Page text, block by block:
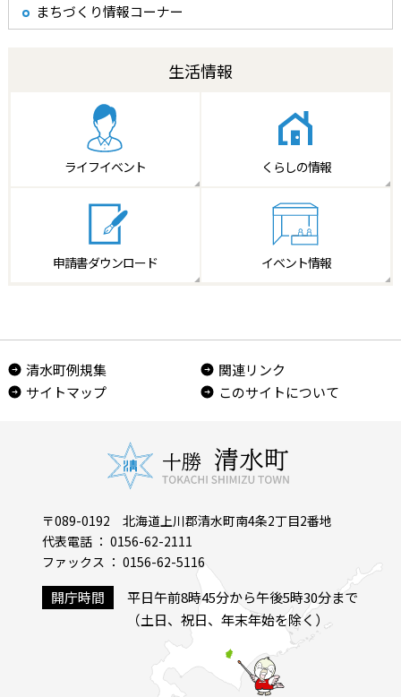
まちづくり情報コーナー
生活情報
ライフイベント くらしの情報
申請書ダウンロード イベント情報
清水町例規集
関連リンク
サイトマップ
このサイトについて
〒089-0192 北海道上川郡清水町南4条2丁目2番地
代表電話 ： 0156-62-2111
ファックス ： 0156-62-5116
開庁時間
平日午前8時45分から午後5時30分まで
（土日、祝日、年末年始を除く）